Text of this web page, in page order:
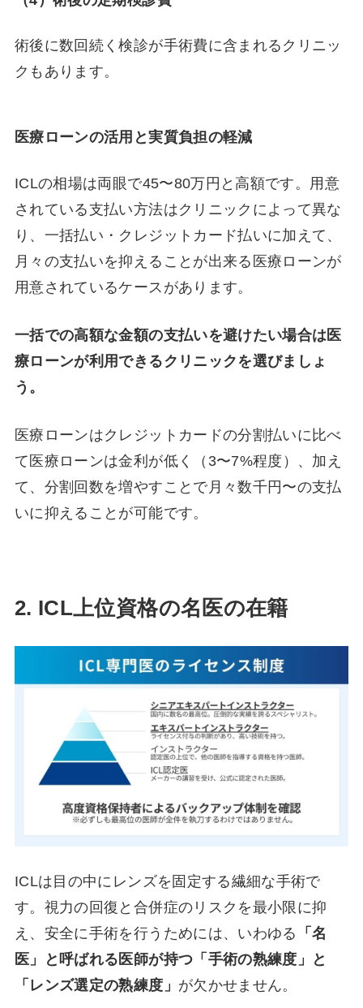
術後に数回続く検診が手術費に含まれるクリニッ
クもあります。
医療ローンの活用と実質負担の軽減
ICLの相場は両眼で45〜80万円と高額です。用意
されている支払い方法はクリニックによって異な
り、一括払い・クレジットカード払いに加えて、
月々の支払いを抑えることが出来る医療ローンが
用意されているケースがあります。
一括での高額な金額の支払いを避けたい場合は医
療ローンが利用できるクリニックを選びましょ
う。
医療ローンはクレジットカードの分割払いに比べ
て医療ローンは金利が低く（3〜7%程度）、加え
て、分割回数を増やすことで月々数千円〜の支払
いに抑えることが可能です。
2. ICL上位資格の名医の在籍
ICLは目の中にレンズを固定する繊細な手術で
す。視力の回復と合併症のリスクを最小限に抑
え、安全に手術を行うためには、いわゆる
「名
医」と呼ばれる医師が持つ「手術の熟練度」と
「レンズ選定の熟練度」 が欠かせません。